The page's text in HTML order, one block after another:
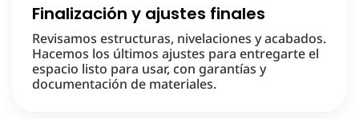
Finalización y ajustes finales
Revisamos estructuras, nivelaciones y acabados.
Hacemos los últimos ajustes para entregarte el
espacio listo para usar, con garantías y
documentación de materiales.